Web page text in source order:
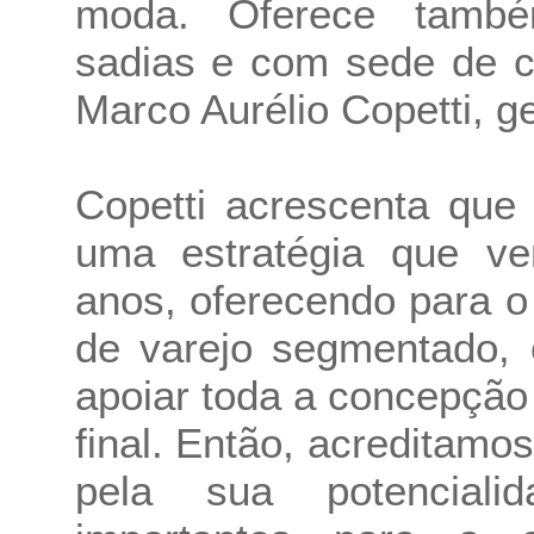
moda. Oferece
sadias e com sede de
Marco Aurélio Copetti,
Copetti acrescenta
uma estratégia que
anos, oferecendo para
de varejo
apoiar toda a
final. Então,
pela sua